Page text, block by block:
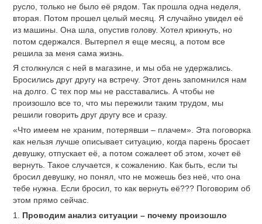
русло, только не было её рядом. Так прошла одна неделя,
вторая. Потом прошел целый месяц. Я случайно увидел её
из машины. Она шла, опустив голову. Хотел крикнуть, но
потом сдержался. Вытерпел я еще месяц, а потом все
решила за меня сама жизнь.
Я столкнулся с ней в магазине, и мы оба не удержались.
Бросились друг другу на встречу. Этот день запомнился нам
на долго. С тех пор мы не расставались. А чтобы не
произошло все то, что мы пережили таким трудом, мы
решили говорить друг другу все и сразу.
«Что имеем не храним, потерявши – плачем». Эта поговорка
как нельзя лучше описывает ситуацию, когда парень бросает
девушку, отпускает её, а потом сожалеет об этом, хочет её
вернуть. Такое случается, к сожалению. Как быть, если ты
бросил девушку, но понял, что не можешь без неё, что она
тебе нужна. Если бросил, то как вернуть её??? Поговорим об
этом прямо сейчас.
1. Проводим анализ ситуации – почему произошло